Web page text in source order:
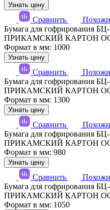
Узнать цену
Сравнить
Бумага для гофрирования
ПРИКАМСКИЙ КАРТОН
Формат в мм: 1000
Узнать цену
Сравнить
Бумага для гофрирования
ПРИКАМСКИЙ КАРТОН
Формат в мм: 1300
Узнать цену
Сравнить
Бумага для гофрирования
ПРИКАМСКИЙ КАРТОН
Формат в мм: 980
Узнать цену
Сравнить
Бумага для гофрирования
ПРИКАМСКИЙ КАРТОН
Формат в мм: 1050